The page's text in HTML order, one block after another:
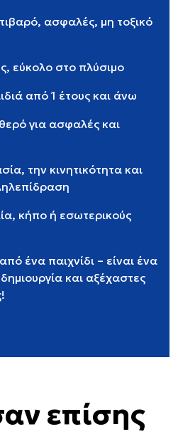
ασφαλές, μη τοξικό
εύκολο στο πλύσιμο
από 1 έτους και άνω
για ασφαλές και
την κινητικότητα και
κήπο ή εσωτερικούς
ένα παιχνίδι – είναι ένα
και αξέχαστες
επίσης